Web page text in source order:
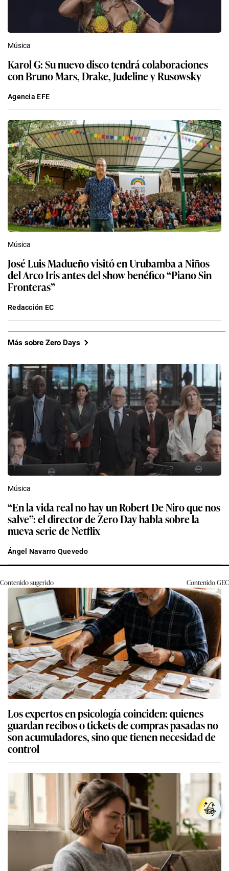
Música
Karol G: Su nuevo disco tendrá colaboraciones
con Bruno Mars, Drake, Judeline y Rusowsky
Agencia EFE
Música
José Luis Madueño visitó en Urubamba a Niños
del Arco Iris antes del show benéfico “Piano Sin
Fronteras”
Redacción EC
Más sobre Zero Days
Música
“En la vida real no hay un Robert De Niro que nos
salve”: el director de Zero Day habla sobre la
nueva serie de Netflix
Ángel Navarro Quevedo
Contenido sugerido ContenidoGEC
Los expertos en psicología coinciden: quienes
guardan recibos o tickets de compras pasadas no
son acumuladores, sino que tienen necesidad de
control